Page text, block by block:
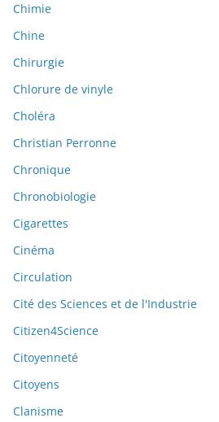
Chimie
Chine
Chirurgie
Chlorure de vinyle
Choléra
Christian Perronne
Chronique
Chronobiologie
Cigarettes
Cinéma
Circulation
Cité des Sciences et de l'Industrie
Citizen4Science
Citoyenneté
Citoyens
Clanisme